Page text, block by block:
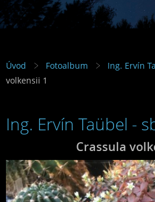
Úvod Fotoalbum Ing. Ervín
volkensii 1
Ing. Ervín Taübel -
Crassula